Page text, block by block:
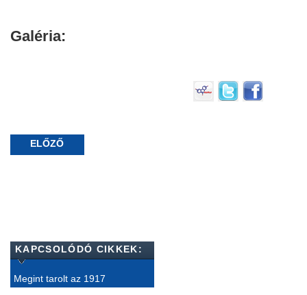
Galéria:
ELŐZŐ
KAPCSOLÓDÓ CIKKEK:
Megint tarolt az 1917